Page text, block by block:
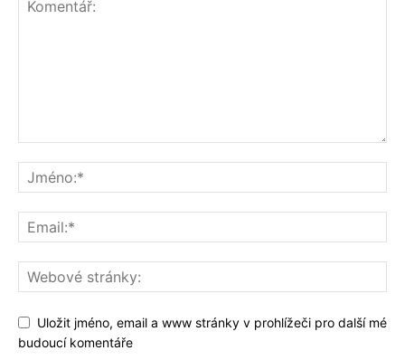
Uložit jméno, email a www stránky v prohlížeči pro další mé
budoucí komentáře